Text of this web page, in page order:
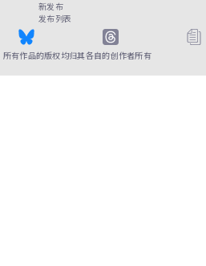
新发布
发布列表
所有作品的版权均归其各自的创作者所有